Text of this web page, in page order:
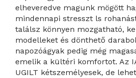
elheveredve magunk mögött
mindennapi stresszt ls
találsz könnyen mozgatható,
modelleket és dönthető
napozóágyak pedig még
emelik a kültéri komfortot. Az
UGILT kétszemélyesek, de